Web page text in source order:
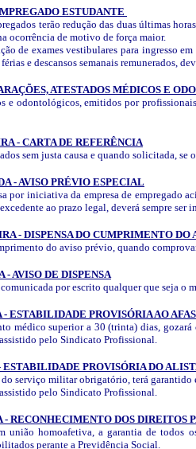
ESTUDANTE
terão redução das duas últimas
ocorrência de motivo de força maior.
de exames vestibulares para ingresso
e descansos semanais remunerados,
ATESTADOS MÉDICOS E
e odontológicos, emitidos por
- CARTA DE REFERÊNCIA
sem justa causa e quando solicitada,
- AVISO PRÉVIO ESPECIAL
por iniciativa da empresa de empregado
ao prazo legal, deverá sempre ser
- DISPENSA DO CUMPRIMENTO DO
do aviso prévio, quando
AVISO DE DISPENSA
por escrito qualquer que seja o
ESTABILIDADE PROVISÓRIA AO
médico superior a 30 (trinta) dias,
pelo Sindicato Profissional.
PROVISÓRIA DO
do serviço militar obrigatório, terá
pelo Sindicato Profissional.
RECONHECIMENTO DOS DIREITOS
união homoafetiva, a garantia de
perante a Previdência Social.